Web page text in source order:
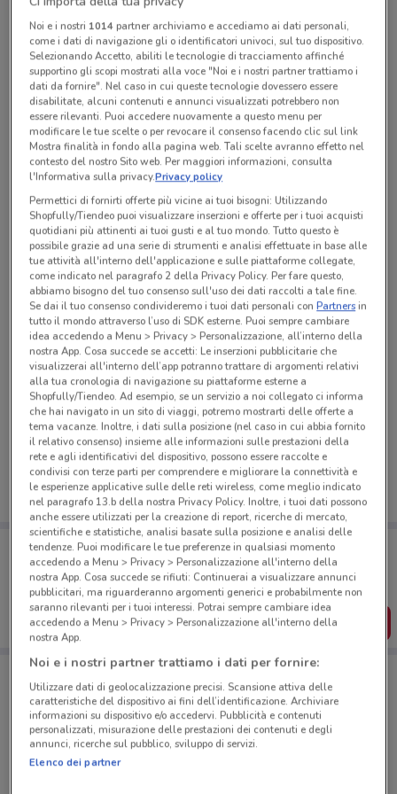
Chiama il negozio
Lunedì n.d.
Martedì n.d.
Mercoledì n.d.
Giovedì n.d.
Venerdì n.d.
Sabato n.d.
Domenica n.d.
0721805749
Tutte le promozioni di questo negozio
Ci dispiace, al momento non abbiamo pubblicato
volantini nella tua zona. Riprova più tardi.
Porta DoveConviene sempre con te!
Puoi trovare le migliori offerte dei negozi vicino a te,
salvarle e creare la tua lista del risparmio, comodamente
dal tuo cellulare.
SCARICA L’APP
Negozi Settemari a Fano
Noi e i nostri 1014partner archiviamo e accediamo ai dati personali,
come i dati di navigazione gli o identificatori univoci, sul tuo dispositivo.
Selezionando Accetto, abiliti le tecnologie di tracciamento affinché
supportino gli scopi mostrati alla voce "Noi e i nostri partner trattiamo i
dati da fornire". Nel caso in cui queste tecnologie dovessero essere
disabilitate, alcuni contenuti e annunci visualizzati potrebbero non
essere rilevanti. Puoi accedere nuovamente a questo menu per
modificare le tue scelte o per revocare il consenso facendo clic sul link
Mostra finalità in fondo alla pagina web. Tali scelte avranno effetto nel
contesto del nostro Sito web. Per maggiori informazioni, consulta
l'Informativa sulla privacy.Privacy policy
Permettici di fornirti offerte più vicine ai tuoi bisogni: Utilizzando
Shopfully/Tiendeo puoi visualizzare inserzioni e offerte per i tuoi acquisti
quotidiani più attinenti ai tuoi gusti e al tuo mondo. Tutto questo è
possibile grazie ad una serie di strumenti e analisi effettuate in base alle
tue attività all'interno dell'applicazione e sulle piattaforme collegate,
come indicato nel paragrafo 2 della Privacy Policy. Per fare questo,
abbiamo bisogno del tuo consenso sull'uso dei dati raccolti a tale fine.
Se dai il tuo consenso condivideremo i tuoi dati personali conPartnersin
tutto il mondo attraverso l’uso di SDK esterne. Puoi sempre cambiare
idea accedendo a Menu > Privacy > Personalizzazione, all’interno della
nostra App. Cosa succede se accetti: Le inserzioni pubblicitarie che
visualizzerai all'interno dell’app potranno trattare di argomenti relativi
alla tua cronologia di navigazione su piattaforme esterne a
Shopfully/Tiendeo. Ad esempio, se un servizio a noi collegato ci informa
che hai navigato in un sito di viaggi, potremo mostrarti delle offerte a
tema vacanze. Inoltre, i dati sulla posizione (nel caso in cui abbia fornito
il relativo consenso) insieme alle informazioni sulle prestazioni della
rete e agli identificativi del dispositivo, possono essere raccolte e
condivisi con terze parti per comprendere e migliorare la connettività e
le esperienze applicative sulle delle reti wireless, come meglio indicato
nel paragrafo 13.b della nostra Privacy Policy. Inoltre, i tuoi dati possono
anche essere utilizzati per la creazione di report, ricerche di mercato,
scientifiche e statistiche, analisi basate sulla posizione e analisi delle
tendenze. Puoi modificare le tue preferenze in qualsiasi momento
accedendo a Menu > Privacy > Personalizzazione all'interno della
nostra App. Cosa succede se rifiuti: Continuerai a visualizzare annunci
pubblicitari, ma riguarderanno argomenti generici e probabilmente non
saranno rilevanti per i tuoi interessi. Potrai sempre cambiare idea
accedendo a Menu > Privacy > Personalizzazione all'interno della
nostra App.
Noi e i nostri partner trattiamo i dati per fornire:
Utilizzare dati di geolocalizzazione precisi. Scansione attiva delle
caratteristiche del dispositivo ai fini dell’identificazione. Archiviare
informazioni su dispositivo e/o accedervi. Pubblicità e contenuti
personalizzati, misurazione delle prestazioni dei contenuti e degli
annunci, ricerche sul pubblico, sviluppo di servizi.
Elenco dei partner